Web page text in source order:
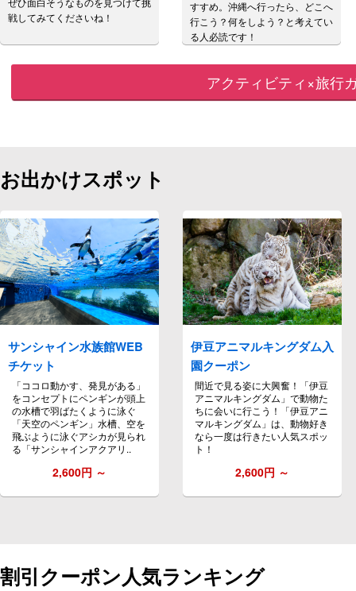
戦してみてくださいね！
すすめ。沖縄へ行ったら、どこへ
行こう？何をしよう？と考えてい
る人必読です！
アクティビティ×旅行
お出かけスポット
サンシャイン水族館WEB
チケット
「ココロ動かす、発見がある」
をコンセプトにペンギンが頭上
の水槽で羽ばたくように泳ぐ
「天空のペンギン」水槽、空を
飛ぶように泳ぐアシカが見られ
る「サンシャインアクアリ..
2,600円 ～
伊豆アニマルキングダム入
園クーポン
間近で見る姿に大興奮！「伊豆
アニマルキングダム」で動物た
ちに会いに行こう！「伊豆アニ
マルキングダム」は、動物好き
なら一度は行きたい人気スポッ
ト！
2,600円 ～
割引クーポン人気ランキング